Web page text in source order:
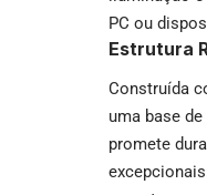
PC ou
Estrutura
Construída
uma base
promete